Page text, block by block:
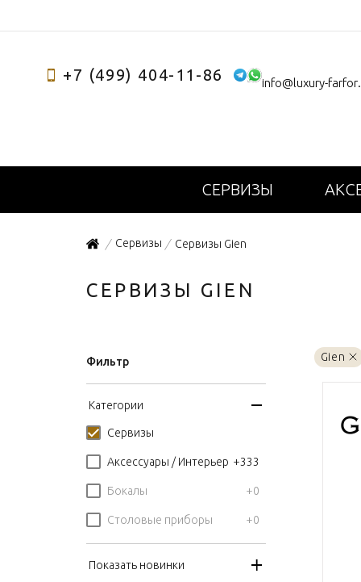
+7 (499) 404-11-86 info@luxury-
СЕРВИЗЫ
/ Сервизы / Сервизы Gien
СЕРВИЗЫ GIEN
Фильтр
Категории
Сервизы
Аксессуары / Интерьер +333
Бокалы +0
Столовые приборы +0
Показать новинки
Gien